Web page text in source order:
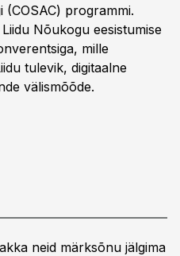
(COSAC) programmi.
Nõukogu eesistumise
mille
tulevik, digitaalne
välismõõde.
neid märksõnu jälgima